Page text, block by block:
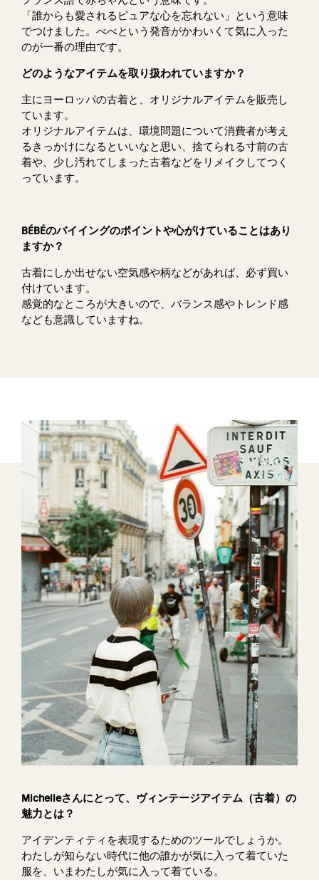
「誰からも愛されるピュアな心を忘れない」という意味
でつけました。べべという発音がかわいくて気に入った
のが一番の理由です。
どのようなアイテムを取り扱われていますか？
主にヨーロッパの古着と、オリジナルアイテムを販売し
ています。
オリジナルアイテムは、環境問題について消費者が考え
るきっかけになるといいなと思い、捨てられる寸前の古
着や、少し汚れてしまった古着などをリメイクしてつく
っています。
BÉBÉのバイイングのポイントや心がけていることはあり
ますか？
古着にしか出せない空気感や柄などがあれば、必ず買い
付けています。
感覚的なところが大きいので、バランス感やトレンド感
なども意識していますね。
Michelleさんにとって、ヴィンテージアイテム（古着）の
魅力とは？
アイデンティティを表現するためのツールでしょうか。
わたしが知らない時代に他の誰かが気に入って着ていた
服を、いまわたしが気に入って着ている。